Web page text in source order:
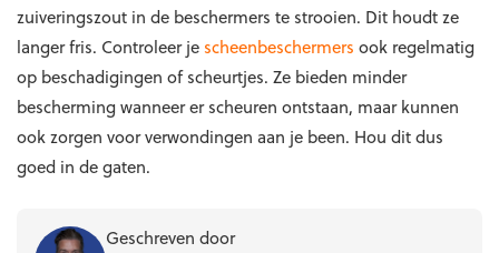
zuiveringszout in de beschermers te strooien. Dit houdt ze
langer fris. Controleer jescheenbeschermers ook regelmatig
op beschadigingen of scheurtjes. Ze bieden minder
bescherming wanneer er scheuren ontstaan, maar kunnen
ook zorgen voor verwondingen aan je been. Hou dit dus
goed in de gaten.
Geschreven door